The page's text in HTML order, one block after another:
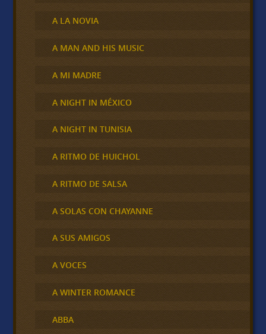
A LA NOVIA
A MAN AND HIS MUSIC
A MI MADRE
A NIGHT IN MÉXICO
A NIGHT IN TUNISIA
A RITMO DE HUICHOL
A RITMO DE SALSA
A SOLAS CON CHAYANNE
A SUS AMIGOS
A VOCES
A WINTER ROMANCE
ABBA